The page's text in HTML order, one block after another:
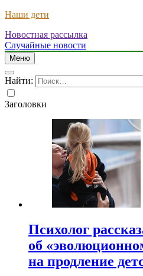
Наши дети
Новостная рассылка
Случайные новости
Меню
Найти:
Заголовки
Психолог
об
на продление